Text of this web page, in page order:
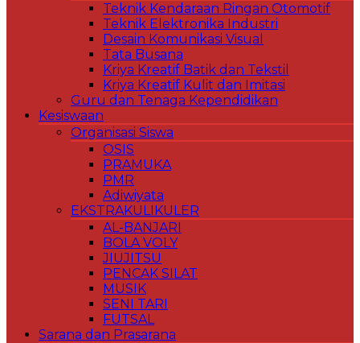
Teknik Kendaraan Ringan Otomotif
Teknik Elektronika Industri
Desain Komunikasi Visual
Tata Busana
Kriya Kreatif Batik dan Tekstil
Kriya Kreatif Kulit dan Imitasi
Guru dan Tenaga Kependidikan
Kesiswaan
Organisasi Siswa
OSIS
PRAMUKA
PMR
Adiwiyata
EKSTRAKULIKULER
AL-BANJARI
BOLA VOLY
JIUJITSU
PENCAK SILAT
MUSIK
SENI TARI
FUTSAL
Sarana dan Prasarana